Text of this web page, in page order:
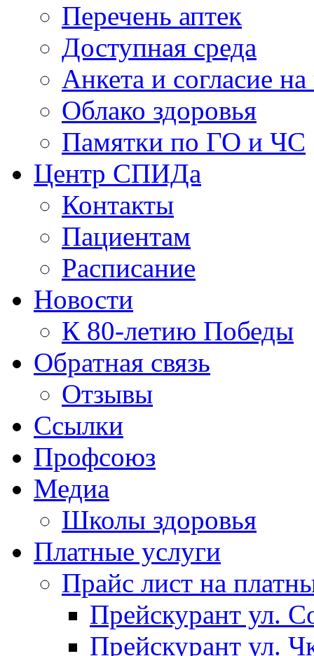
Перечень аптек
Доступная среда
Анкета и согласие
Облако здоровья
Памятки по ГО и ЧС
Центр СПИДа
Контакты
Пациентам
Расписание
Новости
К 80-летию Победы
Обратная связь
Отзывы
Ссылки
Профсоюз
Медиа
Школы здоровья
Платные услуги
Прайс лист на
Прейскурант ул.
Прейскурант ул.